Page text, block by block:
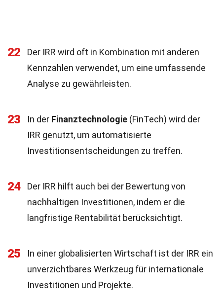
22
Der IRR wird oft in Kombination mit anderen
Kennzahlen verwendet, um eine umfassende
Analyse zu gewährleisten.
23 In der Finanztechnologie (FinTech) wird der
IRR genutzt, um automatisierte
Investitionsentscheidungen zu treffen.
24
Der IRR hilft auch bei der Bewertung von
nachhaltigen Investitionen, indem er die
langfristige Rentabilität berücksichtigt.
25
In einer globalisierten Wirtschaft ist der IRR ein
unverzichtbares Werkzeug für internationale
Investitionen und Projekte.